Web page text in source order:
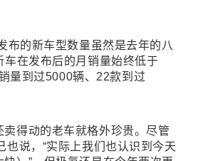
布的新车型数量虽然是去年的八
车在发布后的月销量始终低于
量到过5000辆、22款到过
得动的老车就格外珍贵。尽管
也说，“实际上我们也认识到今天